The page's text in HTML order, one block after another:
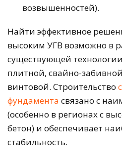
возвышенностей).
Найти эффективное
высоким УГВ возможно в
существующей
плитной, свайно-
винтовой. Строительство
фундамента связано с
(особенно в регионах с
бетон) и обеспечивает
стабильность.